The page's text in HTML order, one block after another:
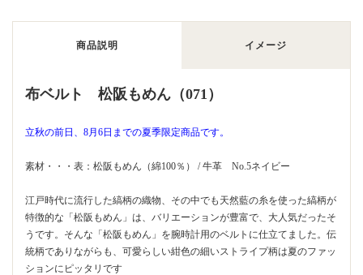
商品説明 イメージ
布ベルト 松阪もめん（071）
立秋の前日、8月6日までの夏季限定商品です。
素材・・・表：松阪もめん（綿100％） / 牛革 No.5ネイビー
江戸時代に流行した縞柄の織物、その中でも天然藍の糸を使った縞柄が
特徴的な「松阪もめん」は、バリエーションが豊富で、大人気だったそ
うです。そんな「松阪もめん」を腕時計用のベルトに仕立てました。伝
統柄でありながらも、可愛らしい紺色の細いストライプ柄は夏のファッ
ションにピッタリです